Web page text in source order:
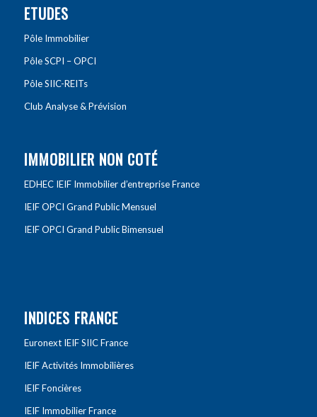
ETUDES
Pôle Immobilier
Pôle SCPI – OPCI
Pôle SIIC-REITs
Club Analyse & Prévision
IMMOBILIER NON COTÉ
EDHEC IEIF Immobilier d’entreprise France
IEIF OPCI Grand Public Mensuel
IEIF OPCI Grand Public Bimensuel
INDICES FRANCE
Euronext IEIF SIIC France
IEIF Activités Immobilières
IEIF Foncières
IEIF Immobilier France